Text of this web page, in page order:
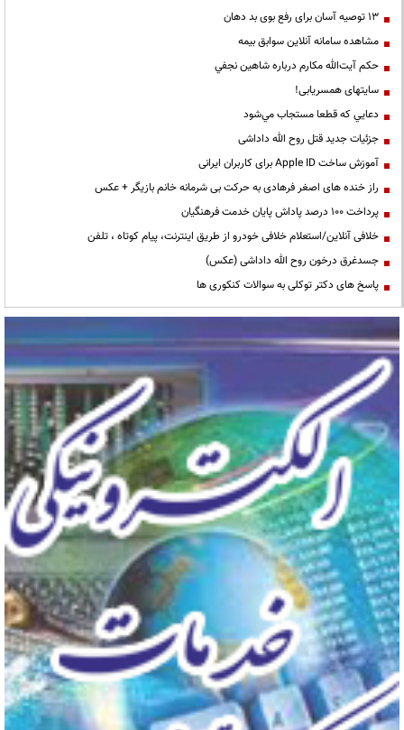
13 توصیه آسان برای رفع بوی بد دهان
مشاهده سامانه آنلاين سوابق بیمه
حكم آيت‌الله مكارم درباره شاهين نجفي
سایتهای همسریابی!
دعايي كه قطعا مستجاب مي‌شود
جزئیات جدید قتل روح الله داداشی
آموزش ساخت Apple ID برای کاربران ایرانی
راز خنده های اصغر فرهادی به حرکت بی شرمانه خانم بازیگر + عکس
پرداخت ۱۰۰ درصد پاداش پایان خدمت فرهنگیان
خلافی آنلاین/استعلام خلافی خودرو از طریق اینترنت، پیام کوتاه ، تلفن
جسدغرق درخون روح الله داداشی (عکس)
پاسخ های دکتر توکلی به سوالات کنکوری ها